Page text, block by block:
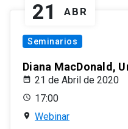
21 ABR
Seminarios
Diana MacDonald,
21 de Abril de 2020
17:00
Webinar